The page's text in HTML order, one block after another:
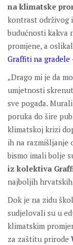
na klimatske
kontrast održivog
budućnosti kakva
promjene, a
Graffiti na gradele
„Drago mi je da
umjetnosti
sve pogađa.
poruka do šire
klimatskoj krizi
ih na razmišljanje
bismo imali bolje
iz kolektiva
najboljih
Dok je na zidu
sudjelovali su u
klimatskim
za zaštitu prirode